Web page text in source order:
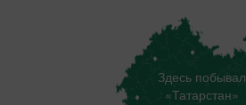
Здесь побывал
«Татарстан»